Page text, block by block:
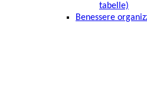
tabelle)
Benessere